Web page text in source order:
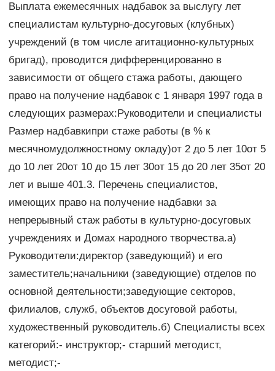
Выплата ежемесячных надбавок за выслугу лет
специалистам культурно-досуговых (клубных)
учреждений (в том числе агитационно-культурных
бригад), проводится дифференцированно в
зависимости от общего стажа работы, дающего
право на получение надбавок с 1 января 1997 года в
следующих размерах:Руководители и специалисты
Размер надбавкипри стаже работы (в % к
месячномудолжностному окладу)от 2 до 5 лет 10от 5
до 10 лет 20от 10 до 15 лет 30от 15 до 20 лет 35от 20
лет и выше 401.3. Перечень специалистов,
имеющих право на получение надбавки за
непрерывный стаж работы в культурно-досуговых
учреждениях и Домах народного творчества.а)
Руководители:директор (заведующий) и его
заместитель;начальники (заведующие) отделов по
основной деятельности;заведующие секторов,
филиалов, служб, объектов досуговой работы,
художественный руководитель.б) Специалисты всех
категорий:- инструктор;- старший методист,
методист;-